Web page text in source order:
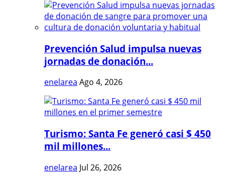
Prevención Salud impulsa nuevas
jornadas de donación...
enelarea Ago 4, 2026
Turismo: Santa Fe generó casi $ 450
mil millones...
enelarea Jul 26, 2026